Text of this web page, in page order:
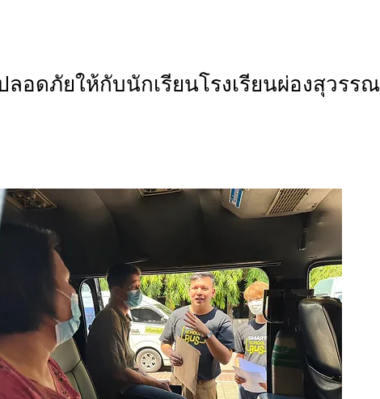
อดภัยให้กับนักเรียนโรงเรียนผ่องสุวรรณ